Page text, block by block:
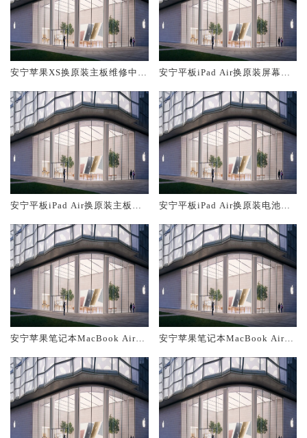
安宁苹果XS换原装主板维修中心
安宁平板iPad Air换原装屏幕服
安宁平板iPad Air换原装主板维
安宁平板iPad Air换原装电池维
安宁苹果笔记本MacBook Air换
安宁苹果笔记本MacBook Air换